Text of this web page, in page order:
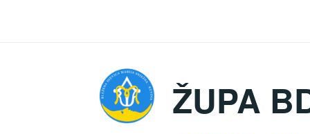
ŽUPA